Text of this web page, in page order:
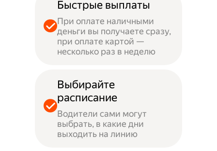
Быстрые выплаты
При оплате наличными
деньги вы получаете сразу,
при оплате картой —
несколько раз в неделю
Выбирайте
расписание
Водители сами могут
выбрать, в какие дни
выходить на линию